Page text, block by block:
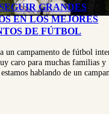
GRANDES
EN LOS MEJORES
DE FÚTBOL
un campamento de fútbol
caro para muchas familias y
hablando de un